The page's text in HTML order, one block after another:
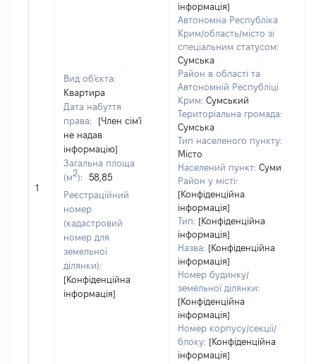
1
Вид об'єкта:
Квартира
Дата набуття
права:
[Член сім'ї
не надав
інформацію]
Загальна площа
(м2):
58,85
Реєстраційний
номер
(кадастровий
номер для
земельної
ділянки):
[Конфіденційна
інформація]
інформація]
Автономна Республіка
Крим/область/місто зі
спеціальним статусом:
Сумська
Район в області та
Автономній Республіці
Крим: Сумський
Територіальна громада:
Сумська
Тип населеного пункту:
Місто
Населений пункт: Суми
Район у місті:
[Конфіденційна
інформація]
Тип: [Конфіденційна
інформація]
Назва: [Конфіденційна
інформація]
Номер будинку/
земельної ділянки:
[Конфіденційна
інформація]
Номер корпусу/секції/
блоку: [Конфіденційна
інформація]